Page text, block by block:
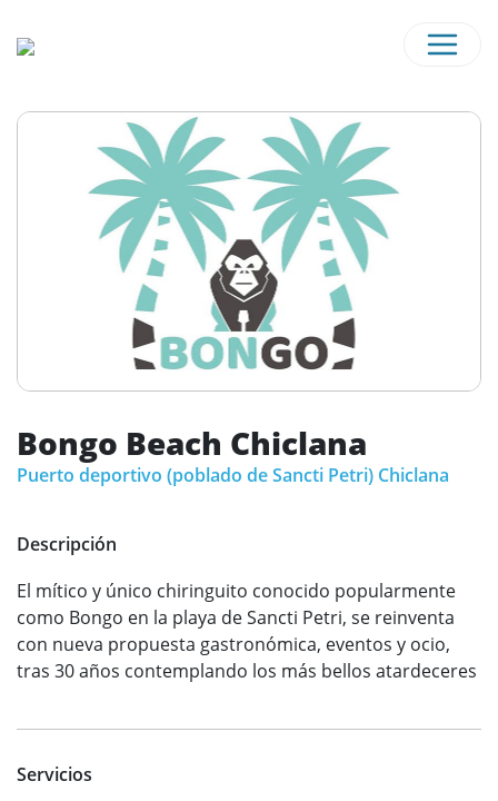
Bongo Beach Chiclana
Puerto deportivo (poblado de Sancti Petri) Chiclana
Descripción
El mítico y único chiringuito conocido popularmente
como Bongo en la playa de Sancti Petri, se reinventa
con nueva propuesta gastronómica, eventos y ocio,
tras 30 años contemplando los más bellos atardeceres
Servicios